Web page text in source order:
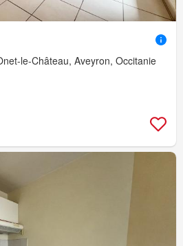
le-Château, Aveyron, Occitanie